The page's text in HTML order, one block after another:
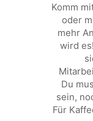
Komm
oder
mehr
wird
Du
sein,
Für